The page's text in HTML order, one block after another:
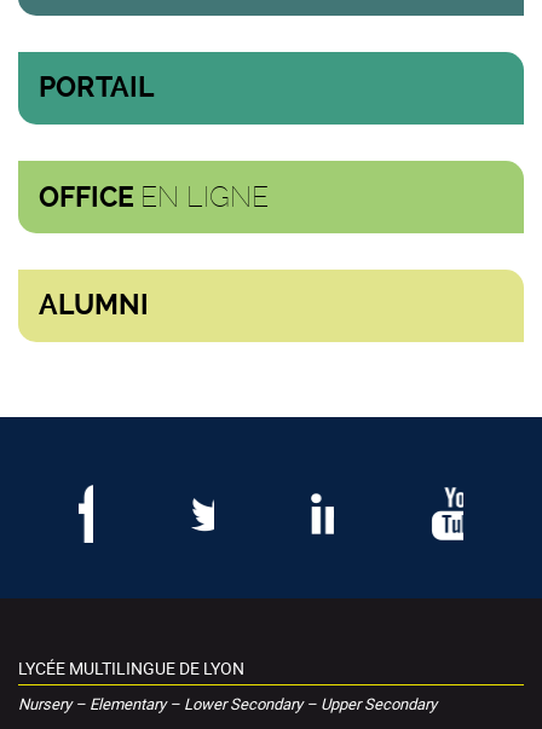
PORTAIL
OFFICE EN LIGNE
ALUMNI
LYCÉE MULTILINGUE DE LYON
Nursery – Elementary – Lower Secondary – Upper Secondary